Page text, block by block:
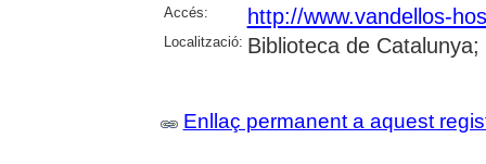
Accés: http://www.vandellos-
Localització: Biblioteca de
Enllaç permanent a aquest